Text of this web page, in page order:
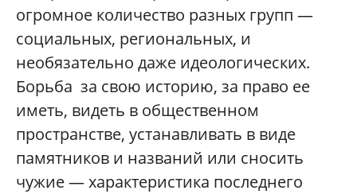
огромное количество разных групп —
социальных, региональных, и
необязательно даже идеологических.
Борьба за свою историю, за право ее
иметь, видеть в общественном
пространстве, устанавливать в виде
памятников и названий или сносить
чужие — характеристика последнего